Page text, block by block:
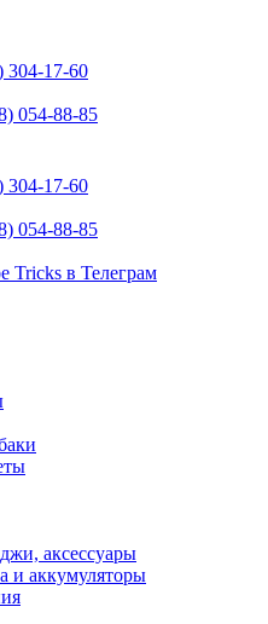
304-17-60
054-88-85
304-17-60
054-88-85
аксессуары
и аккумуляторы